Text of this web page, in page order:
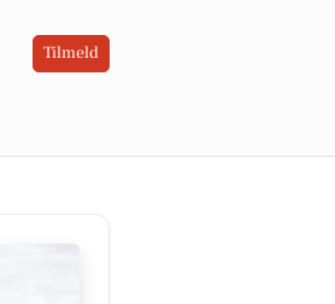
Tilmeld